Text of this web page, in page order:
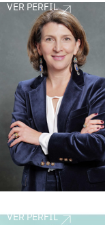
VER PERFIL
VER PERFIL